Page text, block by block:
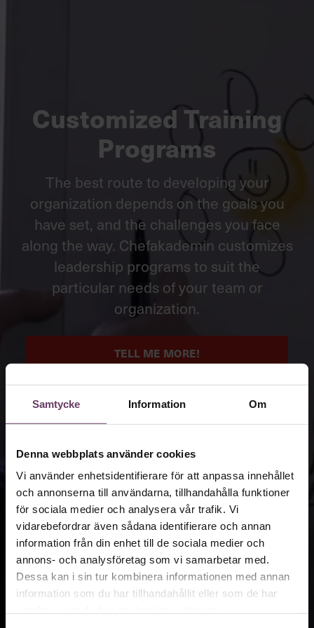
Samtycke Information Om
Denna webbplats använder cookies
Vi använder enhetsidentifierare för att anpassa innehållet
och annonserna till användarna, tillhandahålla funktioner
för sociala medier och analysera vår trafik. Vi
vidarebefordrar även sådana identifierare och annan
information från din enhet till de sociala medier och
annons- och analysföretag som vi samarbetar med.
Dessa kan i sin tur kombinera informationen med annan
information som du har tillhandahållit eller som de har
Logga in
Chefakademin+
Customized Training
Programs
The best route to developing your
organization depends on the goals you
have set, and the challenges you face
along the way. Chefakademin customizes
leadership programs to suit the
particular needs of your team or
organization.
TELL ME MORE!